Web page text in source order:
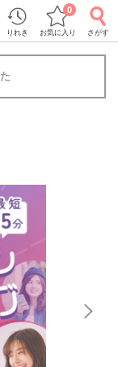
りれき お気に入り
0
さがす